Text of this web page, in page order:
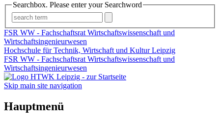
Searchbox. Please enter your Searchword
FSR WW - Fachschaftsrat Wirtschaftswissenschaft und
Wirtschaftsingenieurwesen
Hochschule für Technik, Wirtschaft und Kultur Leipzig
FSR WW - Fachschaftsrat Wirtschaftswissenschaft und
Wirtschaftsingenieurwesen
Skip main site navigation
Hauptmenü